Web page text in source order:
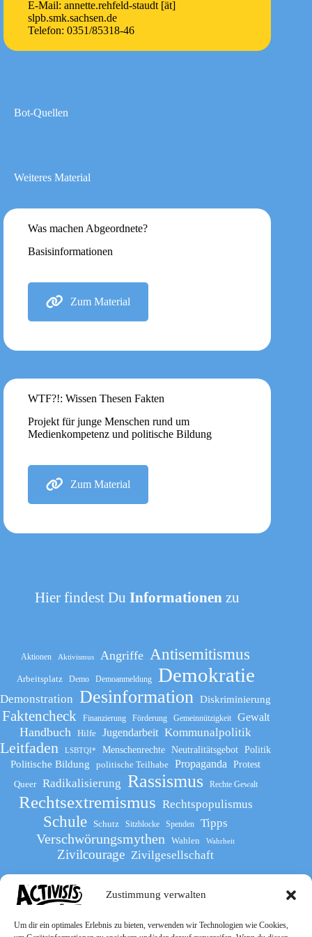
Zustimmung verwalten
Um dir ein optimales Erlebnis zu bieten, verwenden wir Technologien wie Cookies,
E-Mail: annette.rehfeld-staudt [ät]
slpb.smk.sachsen.de
Telefon: 0351/85318-46
Bot-Quellen
Weiteres Material
Was machen Abgeordnete?
Basisinformationen
Zum Material
WTF?!: Wissen Thesen Fakten
Projekt für junge Menschen rund um
Medienkompetenz und politische Bildung
Zum Material
Hier findest DuInformationen zu
Aktionen Aktivismus Angriffe Antisemitismus
Arbeitsplatz Demo Demoanmeldung Demokratie
Demonstration Desinformation Diskriminierung
Faktencheck Finanzierung Förderung Gemeinnützigkeit Gewalt
Handbuch Hilfe Jugendarbeit Kommunalpolitik
Leitfaden LSBTQI* Menschenrechte Neutralitätsgebot Politik
Politische Bildung politische Teilhabe Propaganda
Protest
Queer
Radikalisierung Rassismus Rechte Gewalt
Rechtsextremismus Rechtspopulismus
Schule Schutz Sitzblocke Spenden Tipps
Verschwörungsmythen Wahlen Wahrheit
Zivilcourage Zivilgesellschaft
Werde Teil des The Activists Guide